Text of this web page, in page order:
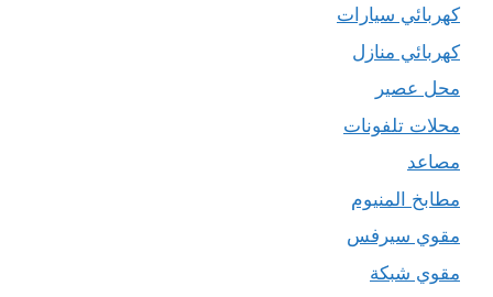
كهربائي سيارات
كهربائي منازل
محل عصير
محلات تلفونات
مصاعد
مطابخ المنيوم
مقوي سيرفس
مقوي شبكة